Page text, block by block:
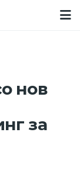
нов
за